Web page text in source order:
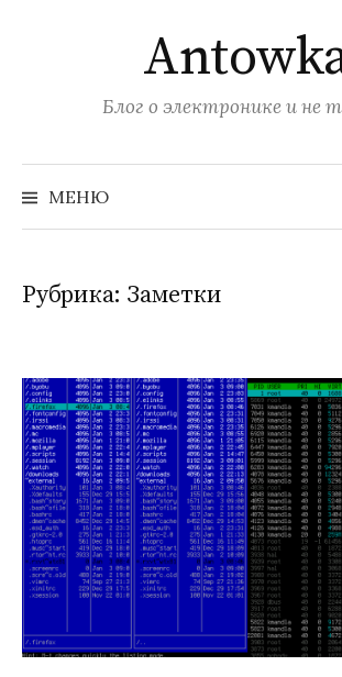
содержимому
Блог о электронике и не
МЕНЮ
Рубрика: Заметки